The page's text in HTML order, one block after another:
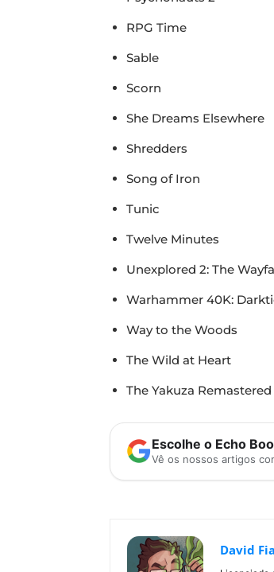
RPG Time
Sable
Scorn
She Dreams Elsewhere
Shredders
Song of Iron
Tunic
Twelve Minutes
Unexplored 2: The
Warhammer 40K:
Way to the Woods
The Wild at Heart
The Yakuza
Escolhe o Echo
Vê os nossos artigos
David